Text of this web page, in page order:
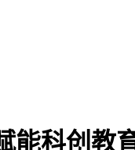
能科创教